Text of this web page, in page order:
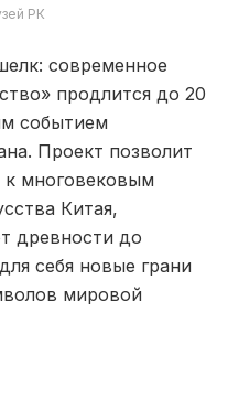
РК
современное
продлится до 20
событием
Проект позволит
к многовековым
Китая,
древности до
себя новые грани
мировой